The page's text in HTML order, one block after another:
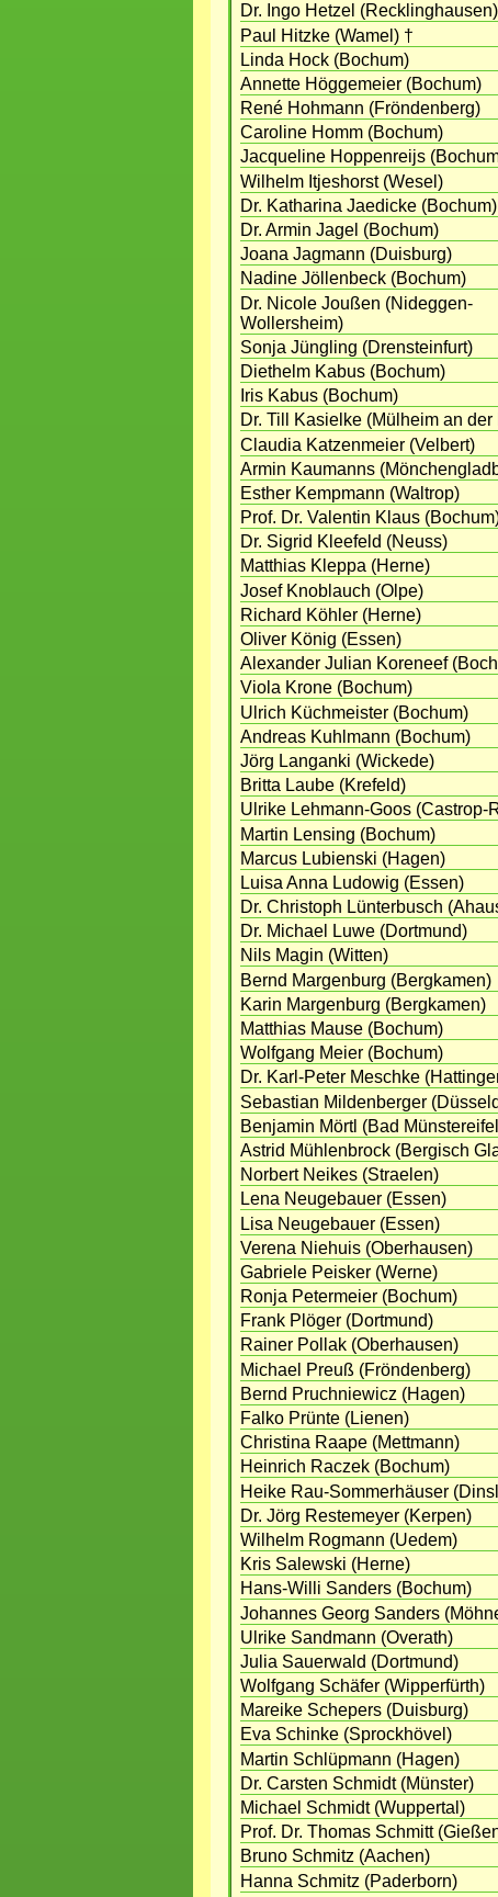
Dr. Ingo Hetzel (Recklinghausen)
Paul Hitzke (Wamel) †
Linda Hock (Bochum)
Annette Höggemeier (Bochum)
René Hohmann (Fröndenberg)
Caroline Homm (Bochum)
Jacqueline Hoppenreijs
Wilhelm Itjeshorst (Wesel)
Dr. Katharina Jaedicke (Bochum)
Dr. Armin Jagel (Bochum)
Joana Jagmann (Duisburg)
Nadine Jöllenbeck (Bochum)
Dr. Nicole Joußen (Nideggen-
Wollersheim)
Sonja Jüngling (Drensteinfurt)
Diethelm Kabus (Bochum)
Iris Kabus (Bochum)
Dr. Till Kasielke (Mülheim an der
Claudia Katzenmeier (Velbert)
Armin Kaumanns
Esther Kempmann (Waltrop)
Prof. Dr. Valentin Klaus
Dr. Sigrid Kleefeld (Neuss)
Matthias Kleppa (Herne)
Josef Knoblauch (Olpe)
Richard Köhler (Herne)
Oliver König (Essen)
Alexander Julian Koreneef
Viola Krone (Bochum)
Ulrich Küchmeister (Bochum)
Andreas Kuhlmann (Bochum)
Jörg Langanki (Wickede)
Britta Laube (Krefeld)
Ulrike Lehmann-Goos (Castrop-
Martin Lensing (Bochum)
Marcus Lubienski (Hagen)
Luisa Anna Ludowig (Essen)
Dr. Christoph Lünterbusch
Dr. Michael Luwe (Dortmund)
Nils Magin (Witten)
Bernd Margenburg (Bergkamen)
Karin Margenburg (Bergkamen)
Matthias Mause (Bochum)
Wolfgang Meier (Bochum)
Dr. Karl-Peter Meschke
Sebastian Mildenberger
Benjamin Mörtl (Bad
Astrid Mühlenbrock (Bergisch
Norbert Neikes (Straelen)
Lena Neugebauer (Essen)
Lisa Neugebauer (Essen)
Verena Niehuis (Oberhausen)
Gabriele Peisker (Werne)
Ronja Petermeier (Bochum)
Frank Plöger (Dortmund)
Rainer Pollak (Oberhausen)
Michael Preuß (Fröndenberg)
Bernd Pruchniewicz (Hagen)
Falko Prünte (Lienen)
Christina Raape (Mettmann)
Heinrich Raczek (Bochum)
Heike Rau-Sommerhäuser
Dr. Jörg Restemeyer (Kerpen)
Wilhelm Rogmann (Uedem)
Kris Salewski (Herne)
Hans-Willi Sanders (Bochum)
Johannes Georg Sanders
Ulrike Sandmann (Overath)
Julia Sauerwald (Dortmund)
Wolfgang Schäfer (Wipperfürth)
Mareike Schepers (Duisburg)
Eva Schinke (Sprockhövel)
Martin Schlüpmann (Hagen)
Dr. Carsten Schmidt (Münster)
Michael Schmidt (Wuppertal)
Prof. Dr. Thomas Schmitt
Bruno Schmitz (Aachen)
Hanna Schmitz (Paderborn)